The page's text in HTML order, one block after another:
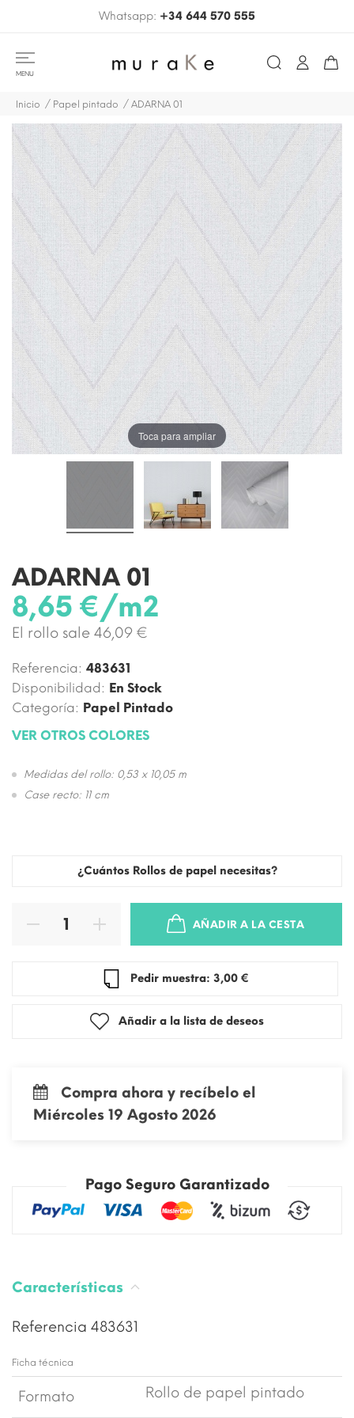
Whatsapp: +34 644 570 555
MENU
Inicio Papel pintado ADARNA 01
Toca para ampliar
ADARNA 01
8,65 €/m2
El rollo sale 46,09 €
Referencia: 483631
Disponibilidad: En Stock
Categoría: Papel Pintado
VER OTROS COLORES
Medidas del rollo: 0,53 x 10,05 m
Case recto: 11 cm
¿Cuántos Rollos de papel necesitas?
AÑADIR A LA CESTA
Pedir muestra: 3,00 €
Añadir a la lista de deseos
Compra ahora y recíbelo el
Miércoles 19 Agosto 2026
Pago Seguro Garantizado
Características
Referencia 483631
Ficha técnica
Formato Rollo de papel pintado